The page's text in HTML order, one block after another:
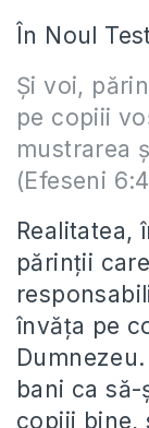
În Noul
Şi voi,
pe copiii
mustrarea
(Efeseni
Realitatea,
părinții
învăța pe
bani ca
copiii bine,